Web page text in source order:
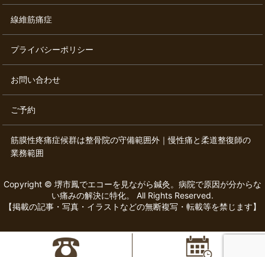
線維筋痛症
プライバシーポリシー
お問い合わせ
ご予約
筋膜性疼痛症候群は整骨院の守備範囲外｜慢性痛と柔道整復師の
業務範囲
Copyright © 堺市鳳でエコーを見ながら鍼灸。病院で原因が分からな
い痛みの解決に特化。 All Rights Reserved.
【掲載の記事・写真・イラストなどの無断複写・転載等を禁じます】